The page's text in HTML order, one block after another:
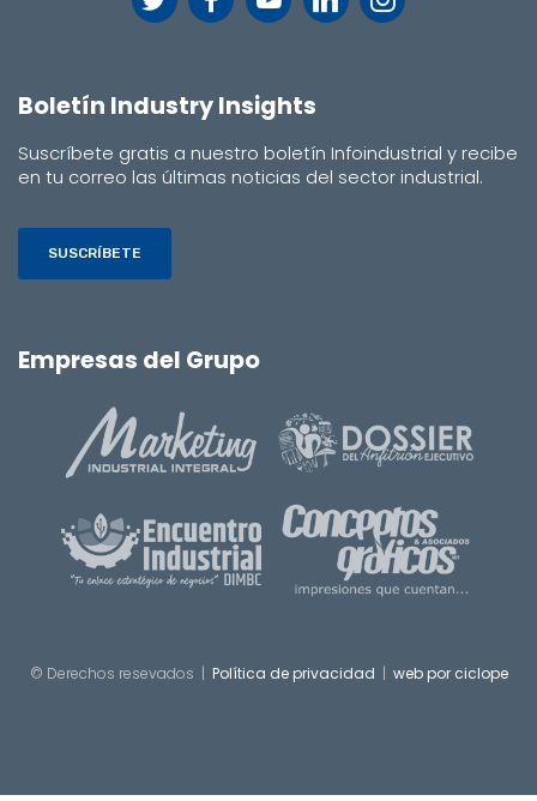
Boletín Industry Insights
Suscríbete gratis a nuestro boletín Infoindustrial y recibe
en tu correo las últimas noticias del sector industrial.
SUSCRÍBETE
Empresas del Grupo
© Derechos resevados | Política de privacidad | web por ciclope